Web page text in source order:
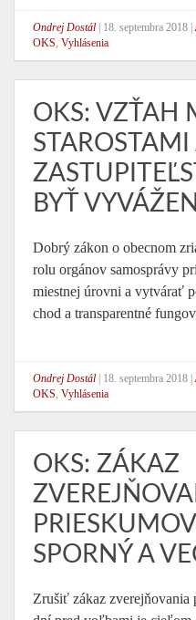
Ondrej Dostál 18. septembra 2018
OKS, Vyhlásenia
OKS: VZŤAH
STAROSTAMI
BYŤ
Dobrý zákon o obecnom
rolu orgánov samosprávy
miestnej úrovni a vytvárať
chod a transparentné
Ondrej Dostál 18. septembra 2018
OKS, Vyhlásenia
OKS: ZÁKAZ
SPORNÝ A
Zrušiť zákaz zverejňovania